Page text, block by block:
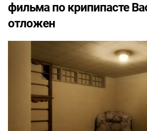
фильма по крипипасте
отложен